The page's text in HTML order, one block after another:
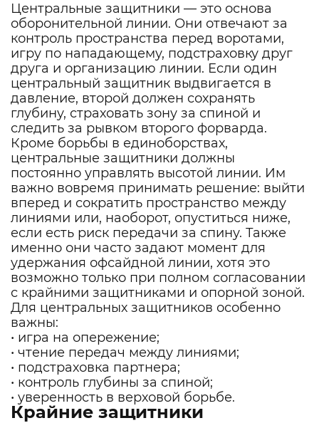
Центральные защитники — это основа
оборонительной линии. Они отвечают за
контроль пространства перед воротами,
игру по нападающему, подстраховку друг
друга и организацию линии. Если один
центральный защитник выдвигается в
давление, второй должен сохранять
глубину, страховать зону за спиной и
следить за рывком второго форварда.
Кроме борьбы в единоборствах,
центральные защитники должны
постоянно управлять высотой линии. Им
важно вовремя принимать решение: выйти
вперед и сократить пространство между
линиями или, наоборот, опуститься ниже,
если есть риск передачи за спину. Также
именно они часто задают момент для
удержания офсайдной линии, хотя это
возможно только при полном согласовании
с крайними защитниками и опорной зоной.
Для центральных защитников особенно
важны:
• игра на опережение;
• чтение передач между линиями;
• подстраховка партнера;
• контроль глубины за спиной;
• уверенность в верховой борьбе.
Крайние защитники